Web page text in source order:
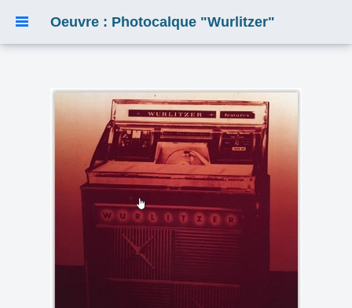
Oeuvre : Photocalque "Wurlitzer"